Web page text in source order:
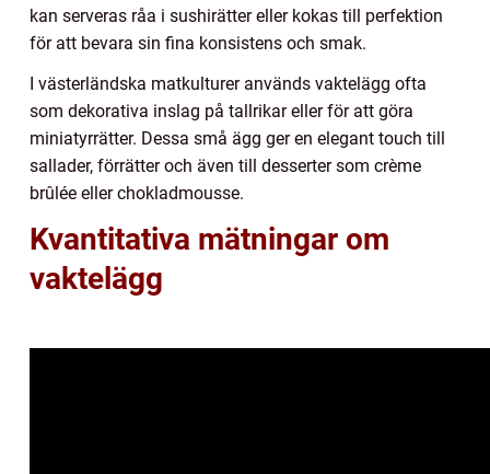
kan serveras råa i sushirätter eller kokas till perfektion
för att bevara sin fina konsistens och smak.
I västerländska matkulturer används vaktelägg ofta
som dekorativa inslag på tallrikar eller för att göra
miniatyrrätter. Dessa små ägg ger en elegant touch till
sallader, förrätter och även till desserter som crème
brûlée eller chokladmousse.
Kvantitativa mätningar om
vaktelägg